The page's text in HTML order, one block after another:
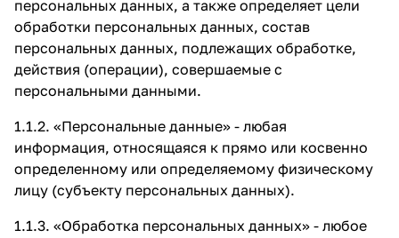
персональных данных, а также определяет цели
обработки персональных данных, состав
персональных данных, подлежащих обработке,
действия (операции), совершаемые с
персональными данными.
1.1.2. «Персональные данные» - любая
информация, относящаяся к прямо или косвенно
определенному или определяемому физическому
лицу (субъекту персональных данных).
1.1.3. «Обработка персональных данных» - любое